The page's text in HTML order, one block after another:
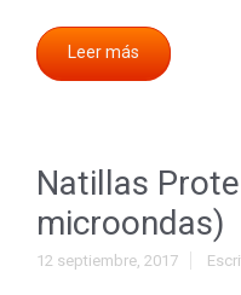
Leer más
Natillas
microondas)
12 septiembre, 2017